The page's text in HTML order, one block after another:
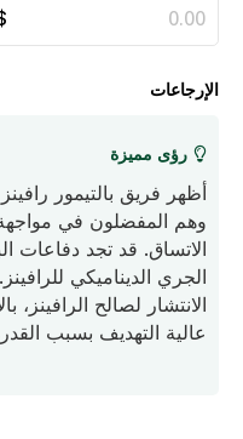
الإرجاعات
رؤى مميزة
أظهر فريق بالتيمور
وهم المفضلون في مواجهة
الاتساق. قد تجد دفاعات
الجري الديناميكي
الانتشار لصالح الرافينز،
عالية التهديف بسبب